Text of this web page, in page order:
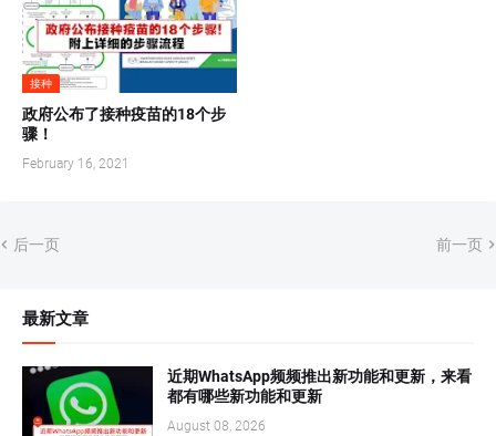
接种
政府公布了接种疫苗的18个步
骤！
February 16, 2021
后一页 前一页
最新文章
近期WhatsApp频频推出新功能和更新，来看
都有哪些新功能和更新
August 08, 2026